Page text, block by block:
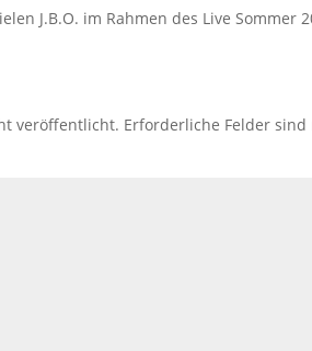
J.B.O. im Rahmen des Live Sommer
veröffentlicht. Erforderliche Felder